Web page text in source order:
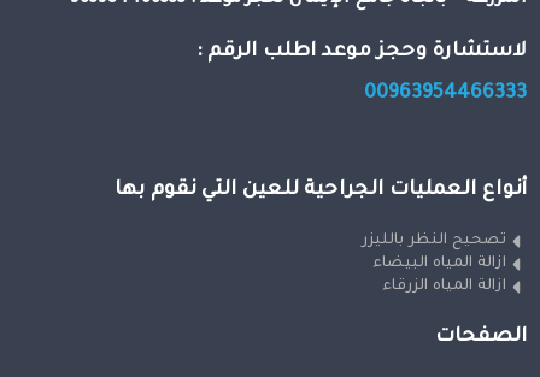
لاستشارة وحجز موعد اطلب الرقم :
00963954466333
أنواع العمليات الجراحية للعين التي نقوم بها
تصحيح النظر بالليزر
ازالة المياه البيضاء
ازالة المياه الزرقاء
الصفحات